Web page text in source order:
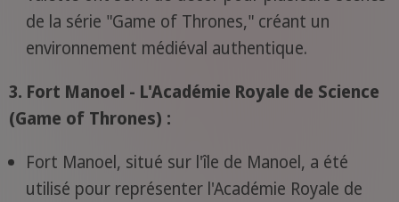
de la série "Game of Thrones," créant un
environnement médiéval authentique.
3. Fort Manoel - L'Académie Royale de Science
(Game of Thrones) :
Fort Manoel, situé sur l'île de Manoel, a été
utilisé pour représenter l'Académie Royale de